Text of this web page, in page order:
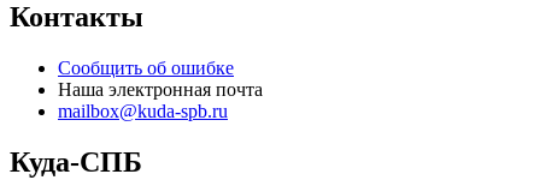
Контакты
Сообщить об ошибке
Наша электронная почта
mailbox@kuda-spb.ru
Куда-СПБ